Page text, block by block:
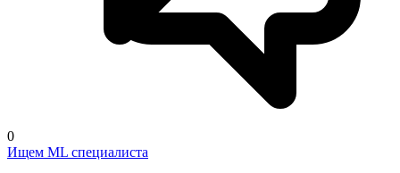
0
Ищем ML специалиста